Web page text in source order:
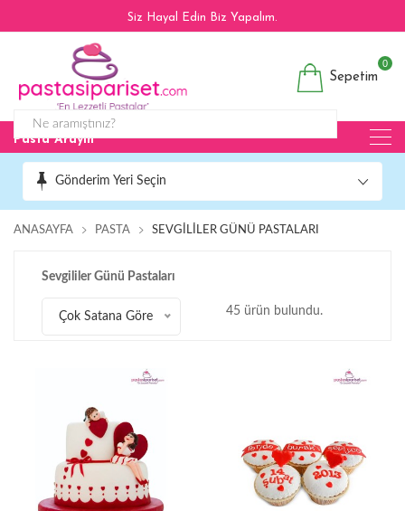
Siz Hayal Edin Biz Yapalım.
Sepetim
0
Pasta Arayın
Gönderim Yeri Seçin
ANASAYFA PASTA SEVGILILER GÜNÜ PASTALARI
Sevgililer Günü Pastaları
Çok Satana Göre 45 ürün bulundu.